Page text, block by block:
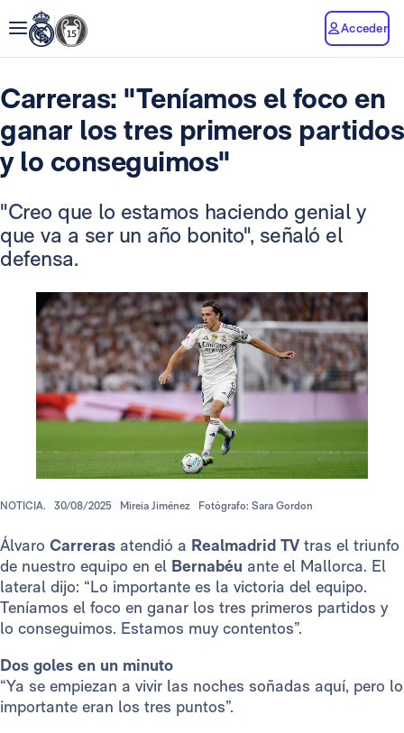
Acceder
Carreras: "Teníamos el foco en
ganar los tres primeros partidos
y lo conseguimos"
"Creo que lo estamos haciendo genial y
que va a ser un año bonito", señaló el
defensa.
NOTICIA. 30/08/2025 Mireia Jiménez Fotógrafo: Sara Gordon
Álvaro Carreras atendió a Realmadrid TV tras el triunfo
de nuestro equipo en el Bernabéu ante el Mallorca. El
lateral dijo: “Lo importante es la victoria del equipo.
Teníamos el foco en ganar los tres primeros partidos y
lo conseguimos. Estamos muy contentos”.
Dos goles en un minuto
“Ya se empiezan a vivir las noches soñadas aquí, pero lo
importante eran los tres puntos”.